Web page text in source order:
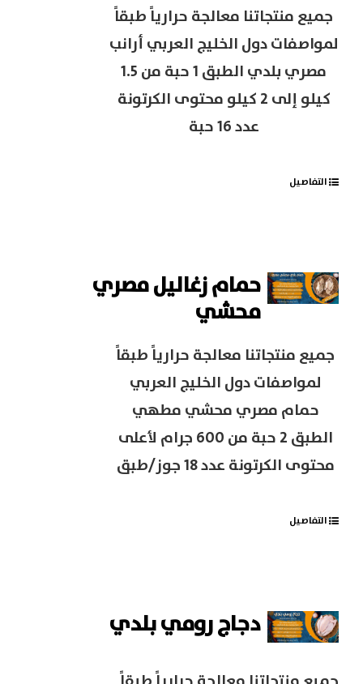
جميع منتجاتنا معالجة حرارياً طبقاً
لمواصفات دول الخليج العربي أرانب
مصري بلدي الطبق 1 حبة من 1.5
كيلو إلى 2 كيلو محتوى الكرتونة
عدد 16 حبة
التفاصيل
حمام زغاليل مصري
محشي
جميع منتجاتنا معالجة حرارياً طبقاً
لمواصفات دول الخليج العربي
حمام مصري محشي مطهي
الطبق 2 حبة من 600 جرام لأعلى
محتوى الكرتونة عدد 18 جوز/طبق
التفاصيل
دجاج رومي بلدي